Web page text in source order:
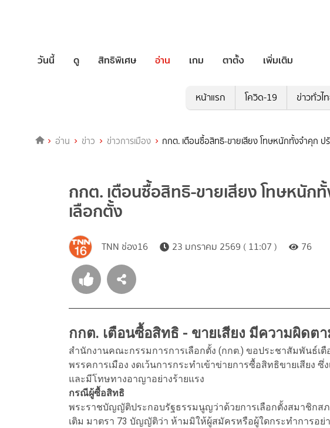
วันนี้ ดู สิทธิพิเศษ อ่าน เกม ตาตั้ง เพิ่มเติม
หน้าแรก โควิด-19 ข่าวทั่วไ
อ่าน ข่าว ข่าวการเมือง กกต. เตือนซื้อสิทธิ-ขายเสียง โทษหนักทั้งจำคุก ป
กกต. เตือนซื้อสิทธิ-ขายเสียง โทษหนัก
เลือกตั้ง
TNN ช่อง16 23 มกราคม 2569 ( 11:07 ) 76
กกต. เตือนซื้อสิทธิ - ขายเสียง มีความผิดต
สำนักงานคณะกรรมการการเลือกตั้ง (กกต.) ขอประชาสัมพันธ์เ
พรรคการเมือง งดเว้นการกระทำเข้าข่ายการซื้อสิทธิขายเสียง
และมีโทษทางอาญาอย่างร้ายแรง
กรณีผู้ซื้อสิทธิ
พระราชบัญญัติประกอบรัฐธรรมนูญว่าด้วยการเลือกตั้งสมาชิกส
เติม มาตรา 73 บัญญัติว่า ห้ามมิให้ผู้สมัครหรือผู้ใดกระทำการอย่